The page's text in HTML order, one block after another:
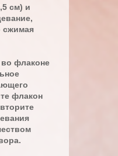
см) и
сжимая
флаконе
флакон